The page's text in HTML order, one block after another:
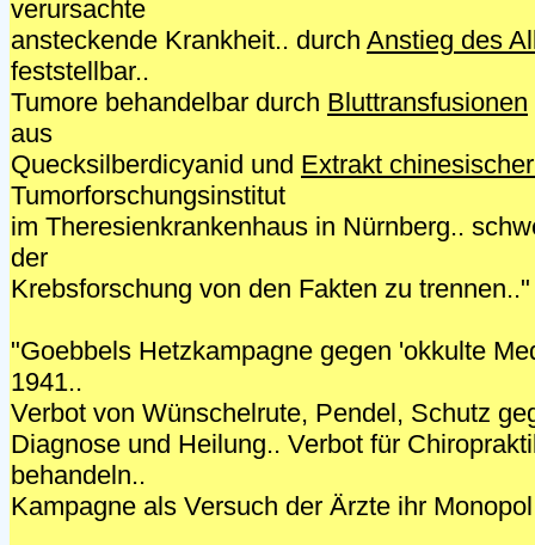
verursachte
ansteckende Krankheit.. durch Anstieg des
feststellbar..
Tumore behandelbar durch Bluttransfusionen
aus
Quecksilberdicyanid und Extrakt
Tumorforschungsinstitut
im Theresienkrankenhaus in Nürnberg..
der
Krebsforschung von den Fakten zu
"Goebbels Hetzkampagne gegen 'okkulte
1941..
Verbot von Wünschelrute, Pendel, Schutz
Diagnose und Heilung.. Verbot für
behandeln..
Kampagne als Versuch der Ärzte ihr